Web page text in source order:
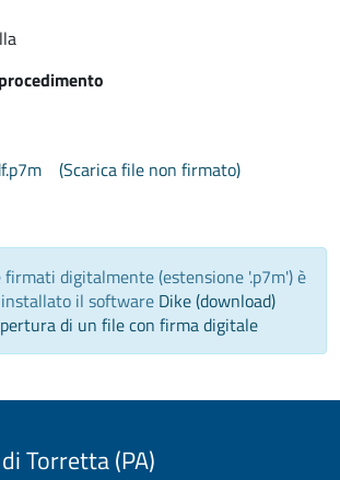
(Scarica file non firmato)
digitalmente (estensione '.p7m') è
il software Dike (download)
di un file con firma digitale
Torretta (PA)